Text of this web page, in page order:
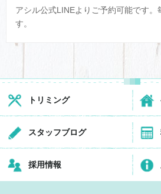
アシル公式LINEよりご予約可能です
す。
トリミング
スタッフブログ
採用情報